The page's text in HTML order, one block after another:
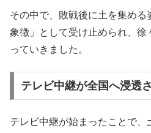
その中で、敗戦後に土を集め
象徴」として受け止められ、徐
っていきました。
テレビ中継が全国へ浸透
テレビ中継が始まったことで、